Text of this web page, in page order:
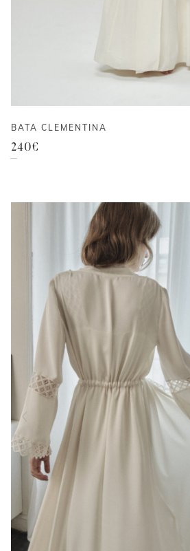
BATA CLEMENTINA
240€